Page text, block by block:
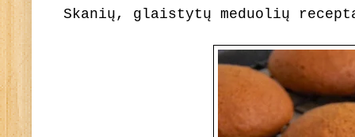
Skanių, glaistytų meduolių